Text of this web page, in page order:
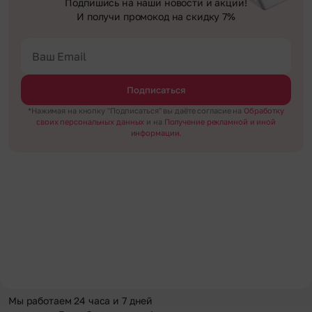
Подпишись на наши новости и акции!
И получи промокод на скидку 7%
Подписаться
*Нажимая на кнопку "Подписаться" вы даёте согласие на Обработку
своих персональных данных и на Получение рекламной и иной
информации.
Мы работаем 24 часа и 7 дней